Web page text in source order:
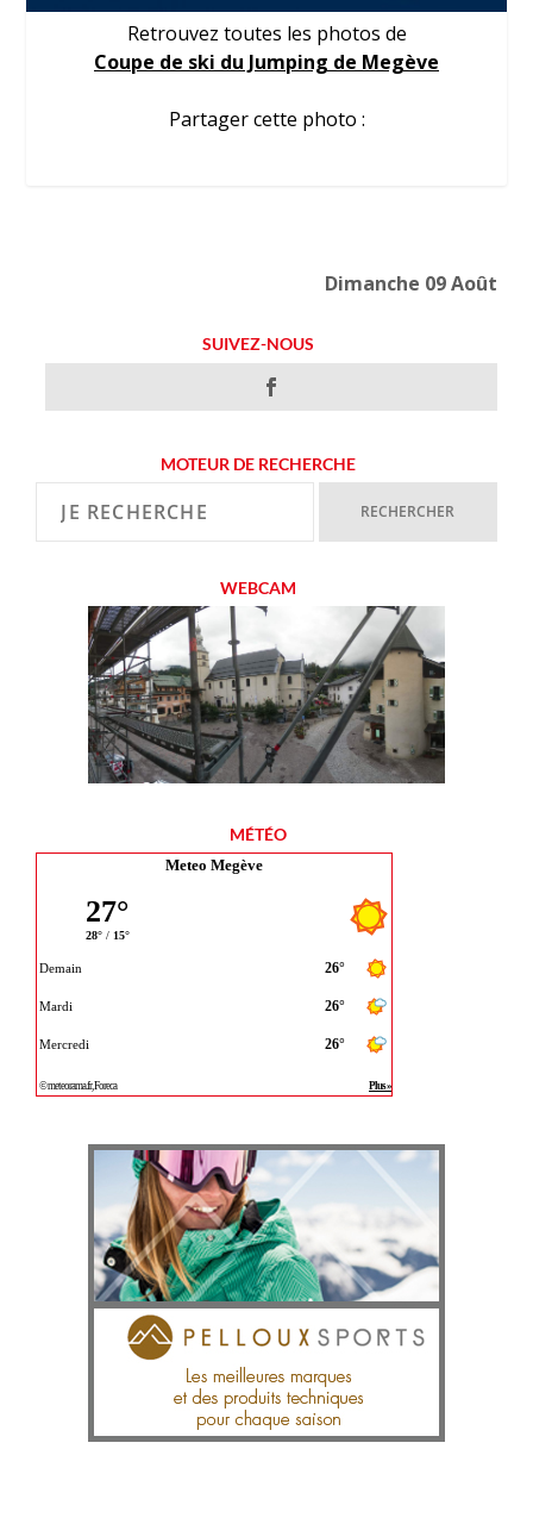
Retrouvez toutes les photos de
Coupe de ski du Jumping de Megève
Partager cette photo :
Dimanche 09 Août
SUIVEZ-NOUS
MOTEUR DE RECHERCHE
WEBCAM
MÉTÉO
Meteo Megève